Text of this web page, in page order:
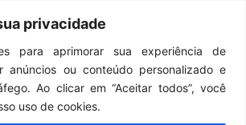
privacidade
para aprimorar sua experiência de
anúncios ou conteúdo personalizado e
Ao clicar em “Aceitar todos”, você
uso de cookies.5